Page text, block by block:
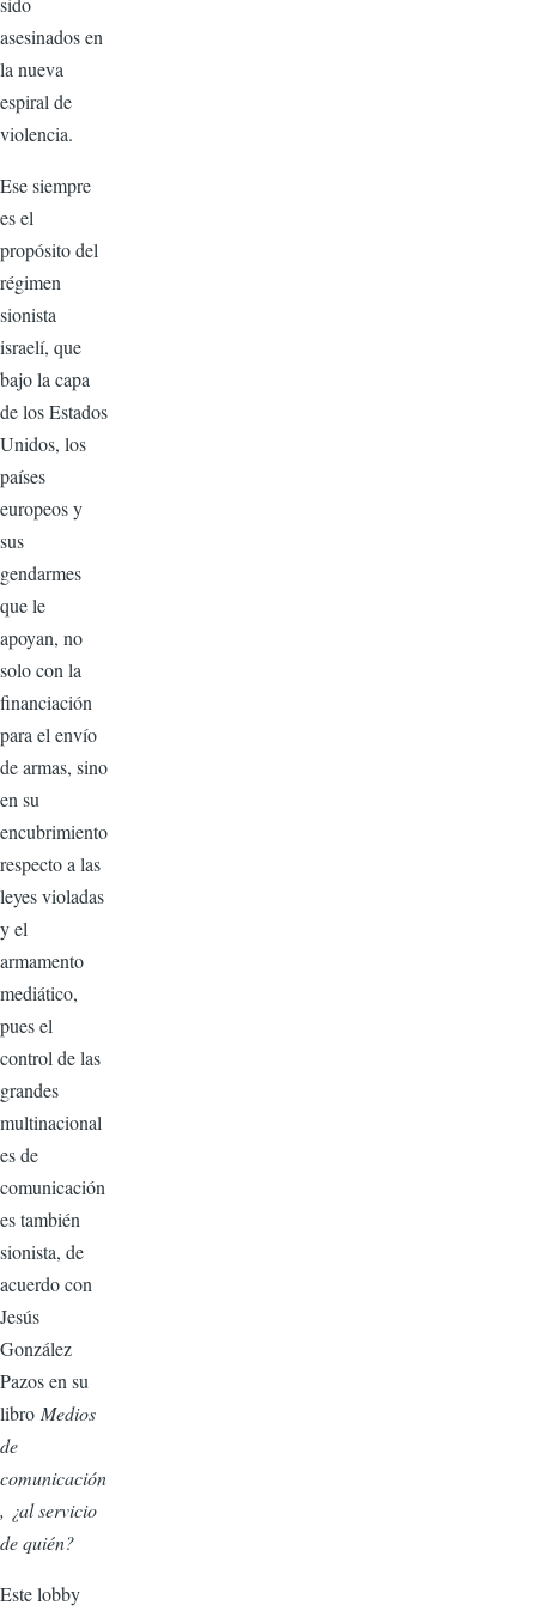
asesinados en
la nueva
espiral de
violencia.
Ese siempre
es el
propósito del
régimen
sionista
israelí, que
bajo la capa
de los Estados
Unidos, los
países
europeos y
sus
gendarmes
que le
apoyan, no
solo con la
financiación
para el envío
de armas, sino
en su
encubrimiento
respecto a las
leyes violadas
y el
armamento
mediático,
pues el
control de las
grandes
multinacional
es de
comunicación
es también
sionista, de
acuerdo con
Jesús
González
Pazos en su
libro Medios
de
comunicación
, ¿al servicio
de quién?
Este lobby